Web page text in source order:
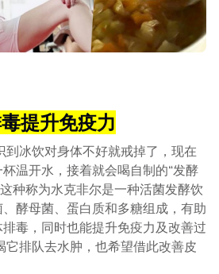
提升免疫力
冰饮对身体不好就戒掉了，现在
温开水，接着就会喝自制的“发酵
种称为水克非尔是一种活菌发酵饮
酵母菌、蛋白质和多糖组成，有助
毒，同时也能提升免疫力及改善过
排队去水肿，也希望借此改善皮